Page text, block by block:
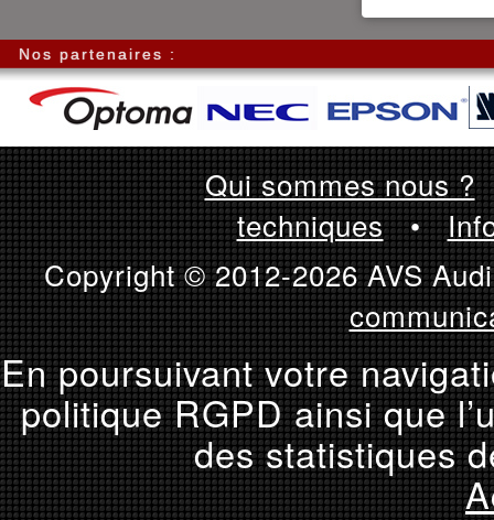
Nos partenaires :
Qui sommes nous ?
techniques•
Copyright © 2012-2026 AVS
En poursuivant votre
politique RGPD ainsi que
des statistiques